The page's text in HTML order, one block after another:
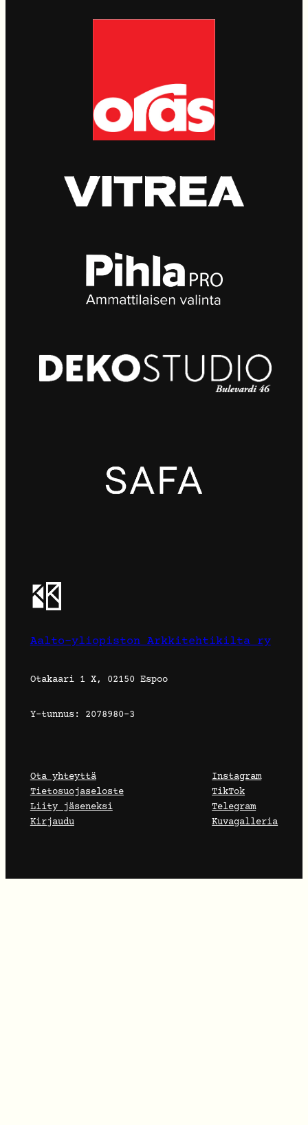
Aalto-yliopiston Arkkitehtikilta ry
Otakaari 1 X, 02150 Espoo
Y-tunnus: 2078980-3
Ota yhteyttä
Tietosuojaseloste
Liity jäseneksi
Kirjaudu
Instagram
TikTok
Telegram
Kuvagalleria